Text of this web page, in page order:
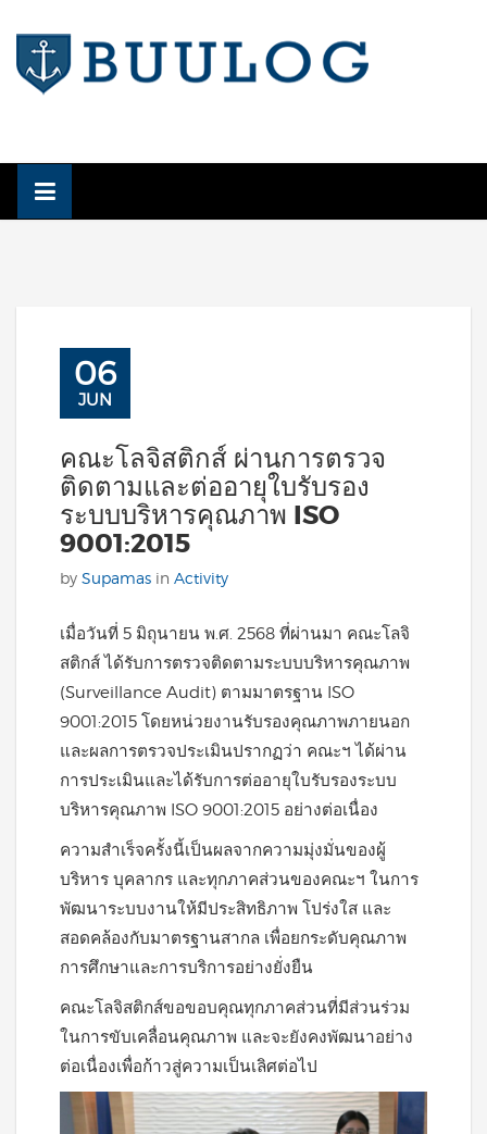
content
06
JUN
คณะโลจิสติกส์ ผ่านการตรวจ
ติดตามและต่ออายุใบรับรอง
ระบบบริหารคุณภาพ ISO
9001:2015
by Supamas in Activity
เมื่อวันที่ 5 มิถุนายน พ.ศ. 2568 ที่ผ่านมา คณะโลจิ
สติกส์ ได้รับการตรวจติดตามระบบบริหารคุณภาพ
(Surveillance Audit) ตามมาตรฐาน ISO
9001:2015 โดยหน่วยงานรับรองคุณภาพภายนอก
และผลการตรวจประเมินปรากฏว่า คณะฯ ได้ผ่าน
การประเมินและได้รับการต่ออายุใบรับรองระบบ
บริหารคุณภาพ ISO 9001:2015 อย่างต่อเนื่อง
ความสำเร็จครั้งนี้เป็นผลจากความมุ่งมั่นของผู้
บริหาร บุคลากร และทุกภาคส่วนของคณะฯ ในการ
พัฒนาระบบงานให้มีประสิทธิภาพ โปร่งใส และ
สอดคล้องกับมาตรฐานสากล เพื่อยกระดับคุณภาพ
การศึกษาและการบริการอย่างยั่งยืน
คณะโลจิสติกส์ขอขอบคุณทุกภาคส่วนที่มีส่วนร่วม
ในการขับเคลื่อนคุณภาพ และจะยังคงพัฒนาอย่าง
ต่อเนื่องเพื่อก้าวสู่ความเป็นเลิศต่อไป